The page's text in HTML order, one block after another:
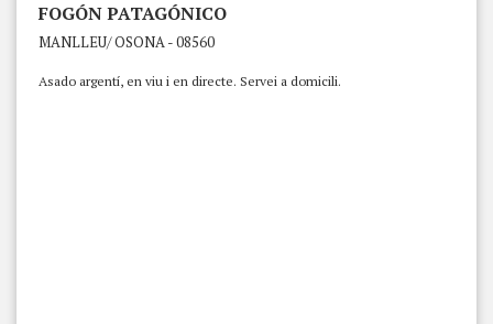
FOGÓN PATAGÓNICO
MANLLEU/ OSONA - 08560
Asado argentí, en viu i en directe. Servei a domicili.